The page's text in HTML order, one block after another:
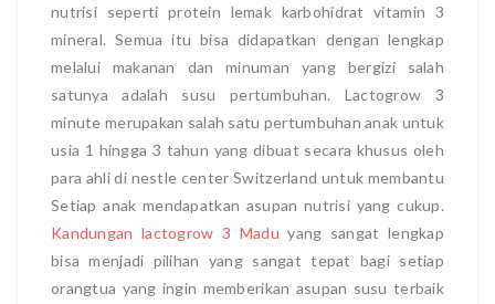
nutrisi seperti protein lemak karbohidrat vitamin 3
mineral. Semua itu bisa didapatkan dengan lengkap
melalui makanan dan minuman yang bergizi salah
satunya adalah susu pertumbuhan. Lactogrow 3
minute merupakan salah satu pertumbuhan anak untuk
usia 1 hingga 3 tahun yang dibuat secara khusus oleh
para ahli di nestle center Switzerland untuk membantu
Setiap anak mendapatkan asupan nutrisi yang cukup.
Kandungan lactogrow 3 Madu yang sangat lengkap
bisa menjadi pilihan yang sangat tepat bagi setiap
orangtua yang ingin memberikan asupan susu terbaik